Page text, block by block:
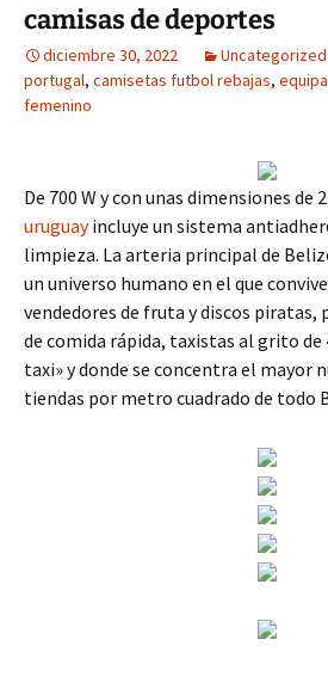
camisas de deportes
diciembre 30, 2022 Uncategorized
portugal, camisetas futbol rebajas,
femenino
De 700 W y con unas dimensiones de
uruguayincluye un sistema
limpieza. La arteria principal de
un universo humano en el que
vendedores de fruta y discos
de comida rápida, taxistas al grito de
taxi» y donde se concentra el mayor
tiendas por metro cuadrado de todo